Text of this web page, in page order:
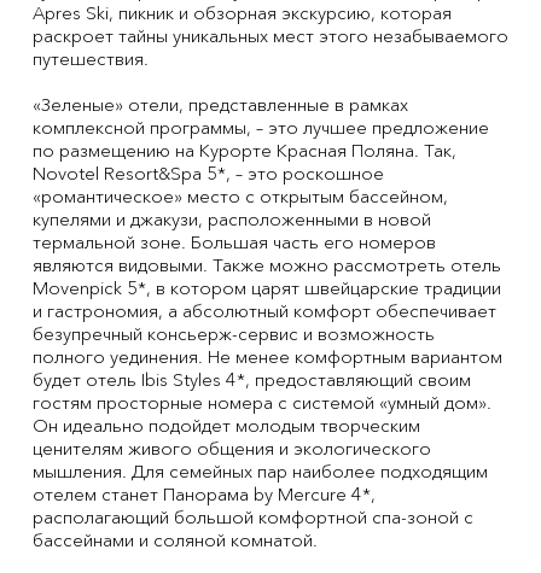
Apres Ski, пикник и обзорная экскурсию, которая
раскроет тайны уникальных мест этого незабываемого
путешествия.
«Зеленые» отели, представленные в рамках
комплексной программы, – это лучшее предложение
по размещению на Курорте Красная Поляна. Так,
Novotel Resort&Spa 5*, – это роскошное
«романтическое» место с открытым бассейном,
купелями и джакузи, расположенными в новой
термальной зоне. Большая часть его номеров
являются видовыми. Также можно рассмотреть отель
Movenpick 5*, в котором царят швейцарские традиции
и гастрономия, а абсолютный комфорт обеспечивает
безупречный консьерж-сервис и возможность
полного уединения. Не менее комфортным вариантом
будет отель Ibis Styles 4*, предоставляющий своим
гостям просторные номера с системой «умный дом».
Он идеально подойдет молодым творческим
ценителям живого общения и экологического
мышления. Для семейных пар наиболее подходящим
отелем станет Панорама by Mercure 4*,
располагающий большой комфортной спа-зоной с
бассейнами и соляной комнатой.